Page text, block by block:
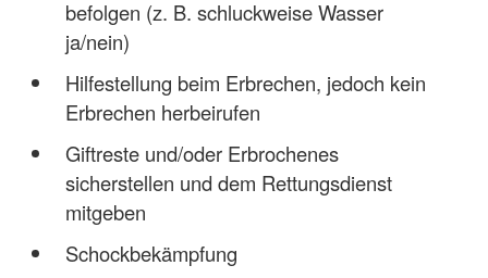
befolgen (z. B. schluckweise Wasser
ja/nein)
Hilfestellung beim Erbrechen, jedoch kein
Erbrechen herbeirufen
Giftreste und/oder Erbrochenes
sicherstellen und dem Rettungsdienst
mitgeben
Schockbekämpfung